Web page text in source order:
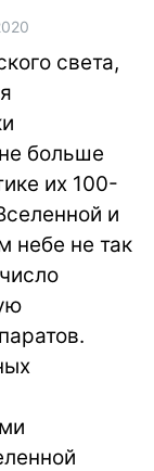
света,
больше
их 100-
и
небе не так